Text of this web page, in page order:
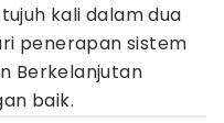
kali dalam dua
penerapan sistem
Berkelanjutan
baik.